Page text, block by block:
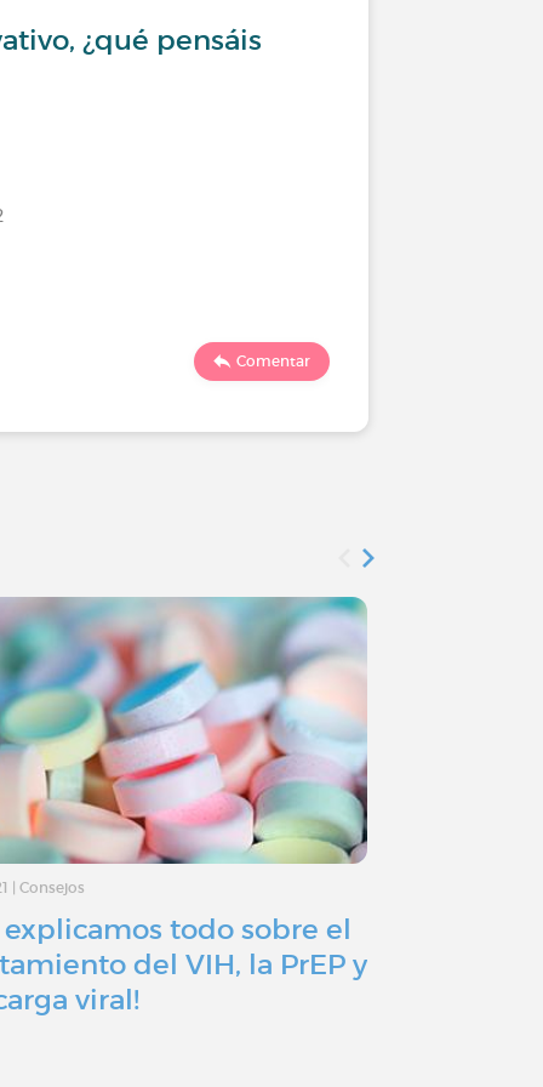
¿qué pensáis
Comentar
|Consejos
explicamos todo sobre el
del VIH, la PrEP y
viral!